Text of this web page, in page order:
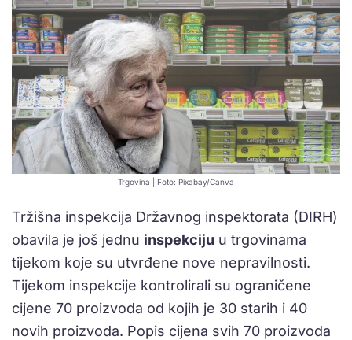
Trgovina | Foto: Pixabay/Canva
Tržišna inspekcija Državnog inspektorata (DIRH)
obavila je još jednu inspekciju u trgovinama
tijekom koje su utvrđene nove nepravilnosti.
Tijekom inspekcije kontrolirali su ograničene
cijene 70 proizvoda od kojih je 30 starih i 40
novih proizvoda. Popis cijena svih 70 proizvoda